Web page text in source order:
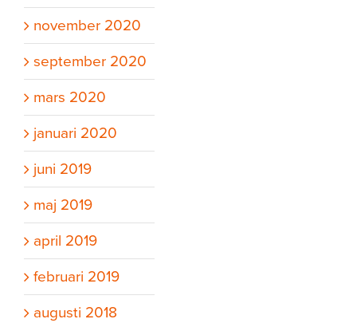
november 2020
september 2020
mars 2020
januari 2020
juni 2019
maj 2019
april 2019
februari 2019
augusti 2018